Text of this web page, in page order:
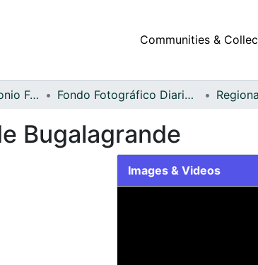
Communities &
Archivo del Patrimonio Fotográfico y Fílmico del Valle del Cauca Fondo Fotográfico Diario Occidente
Bugalagrande
Images & Videos